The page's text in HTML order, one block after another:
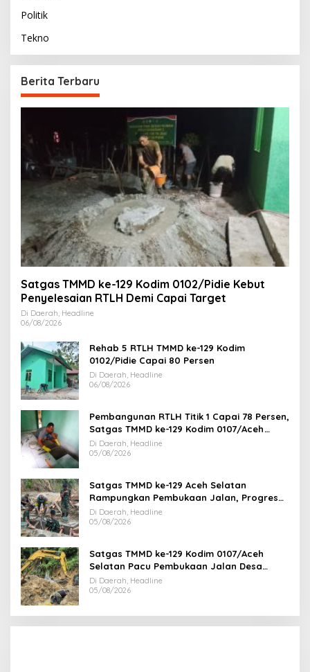
Politik
Tekno
Berita Terbaru
Satgas TMMD ke-129 Kodim 0102/Pidie Kebut
Penyelesaian RTLH Demi Capai Target
Di Daerah, Headline
06/08/2026
Rehab 5 RTLH TMMD ke-129 Kodim
0102/Pidie Capai 80 Persen
Di Daerah, Headline
06/08/2026
Pembangunan RTLH Titik 1 Capai 78 Persen,
Satgas TMMD ke-129 Kodim 0107/Aceh
Selatan Kebut Finishing
Di Daerah, Headline
05/08/2026
Satgas TMMD ke-129 Aceh Selatan
Rampungkan Pembukaan Jalan, Progres
Capai 78 Persen
Di Daerah, Headline
05/08/2026
Satgas TMMD ke-129 Kodim 0107/Aceh
Selatan Pacu Pembukaan Jalan Desa
Kemumu Sebrang
Di Daerah, Headline
05/08/2026